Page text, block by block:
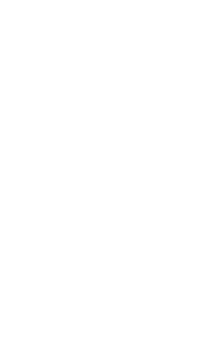
aut, venkovní bazén a jacuzzi,